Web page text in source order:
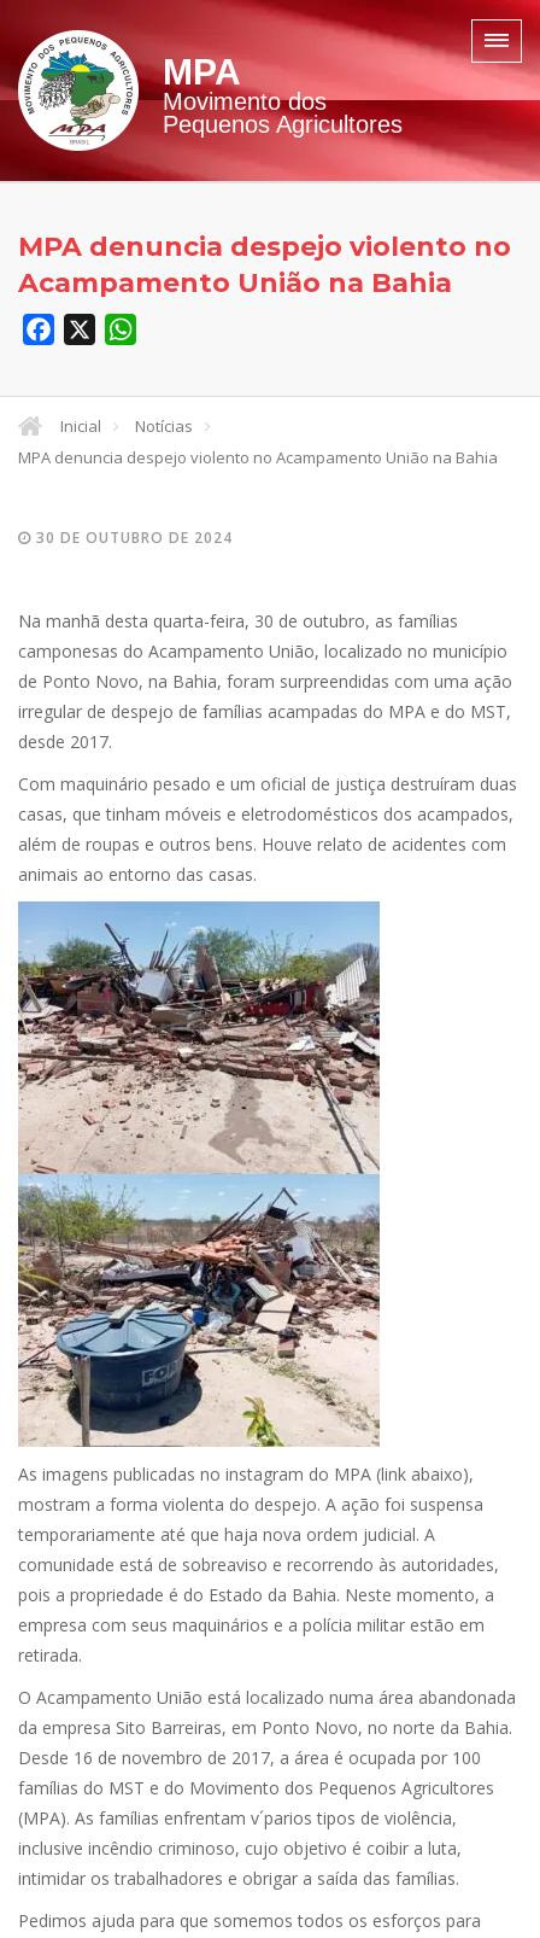
MPA
Movimento dos
Pequenos Agricultores
MPA denuncia despejo violento no
Acampamento União na Bahia
Facebook
Inicial
Notícias
MPA denuncia despejo violento no Acampamento União na Bahia
30 DE OUTUBRO DE 2024
Na manhã desta quarta-feira, 30 de outubro, as famílias
camponesas do Acampamento União, localizado no município
de Ponto Novo, na Bahia, foram surpreendidas com uma ação
irregular de despejo de famílias acampadas do MPA e do MST,
desde 2017.
Com maquinário pesado e um oficial de justiça destruíram duas
casas, que tinham móveis e eletrodomésticos dos acampados,
além de roupas e outros bens. Houve relato de acidentes com
animais ao entorno das casas.
As imagens publicadas no instagram do MPA (link abaixo),
mostram a forma violenta do despejo. A ação foi suspensa
temporariamente até que haja nova ordem judicial. A
comunidade está de sobreaviso e recorrendo às autoridades,
pois a propriedade é do Estado da Bahia. Neste momento, a
empresa com seus maquinários e a polícia militar estão em
retirada.
O Acampamento União está localizado numa área abandonada
da empresa Sito Barreiras, em Ponto Novo, no norte da Bahia.
Desde 16 de novembro de 2017, a área é ocupada por 100
famílias do MST e do Movimento dos Pequenos Agricultores
(MPA). As famílias enfrentam v´parios tipos de violência,
inclusive incêndio criminoso, cujo objetivo é coibir a luta,
intimidar os trabalhadores e obrigar a saída das famílias.
Pedimos ajuda para que somemos todos os esforços para